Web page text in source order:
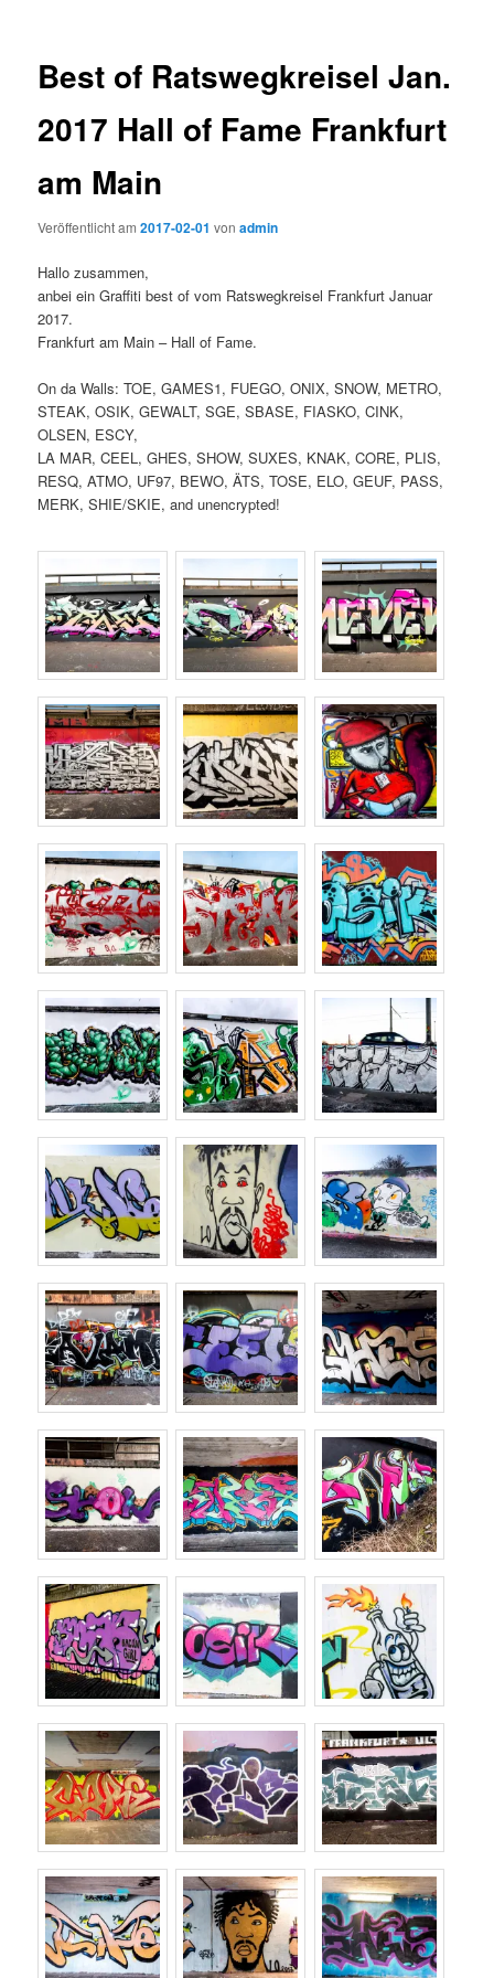
Best of Ratswegkreisel Jan.
2017 Hall of Fame Frankfurt
am Main
Veröffentlicht am2017-02-01 vonadmin
Hallo zusammen,
anbei ein Graffiti best of vom Ratswegkreisel Frankfurt Januar
2017.
Frankfurt am Main – Hall of Fame.
On da Walls: TOE, GAMES1, FUEGO, ONIX, SNOW, METRO,
STEAK, OSIK, GEWALT, SGE, SBASE, FIASKO, CINK,
OLSEN, ESCY,
LA MAR, CEEL, GHES, SHOW, SUXES, KNAK, CORE, PLIS,
RESQ, ATMO, UF97, BEWO, ÄTS, TOSE, ELO, GEUF, PASS,
MERK, SHIE/SKIE, and unencrypted!